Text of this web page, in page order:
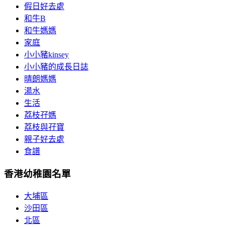
假日好去處
和牛B
和牛媽媽
家庭
小小豬kinsey
小小豬的成長日誌
晴朗媽媽
湯水
生活
荔枝孖媽
荔枝與孖寶
親子好去處
食譜
香港幼稚園名單
大埔區
沙田區
北區